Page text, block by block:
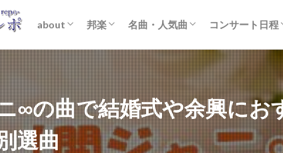
about
ライター紹介
プライバシーポリシー
免責事項
邦楽
STARTO ENTERTAINMENT (旧ジャニー
女性アイドル
K-POP
洋楽
名曲・人気曲
おすすめアルバム
歌詞考察
コンサート日程
セトリ・まと
ライブレポ
カード枠
∞の曲で結婚式や余興にお
選曲